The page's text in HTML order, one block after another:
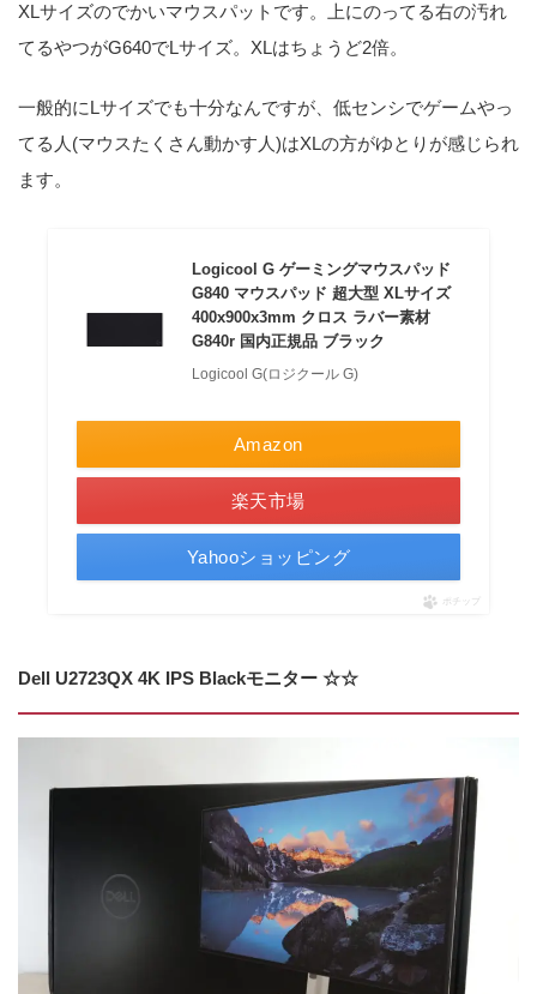
XLサイズのでかいマウスパットです。上にのってる右の汚れ
てるやつがG640でLサイズ。XLはちょうど2倍。
一般的にLサイズでも十分なんですが、低センシでゲームやっ
てる人(マウスたくさん動かす人)はXLの方がゆとりが感じられ
ます。
Logicool G ゲーミングマウスパッド
G840 マウスパッド 超大型 XLサイズ
400x900x3mm クロス ラバー素材
G840r 国内正規品 ブラック
Logicool G(ロジクール G)
Amazon
楽天市場
Yahooショッピング
ポチップ
Dell U2723QX 4K IPS Blackモニター ☆☆